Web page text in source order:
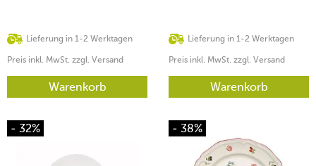
Lieferung in 1-2 Werktagen
Preis inkl. MwSt. zzgl. Versand
Warenkorb
Lieferung in 1-2 Werktagen
Preis inkl. MwSt. zzgl. Versand
Warenkorb
- 32% - 38%